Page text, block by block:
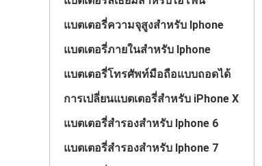
แบตเตอรี่ความจุสูงสำหรับ Iphone
แบตเตอรี่ภายในสําหรับ Iphone
แบตเตอรี่โทรศัพท์มือถือแบบถอดได้
การเปลี่ยนแบตเตอรี่สําหรับ iPhone X
แบตเตอรี่สํารองสําหรับ Iphone 6
แบตเตอรี่สํารองสําหรับ Iphone 7